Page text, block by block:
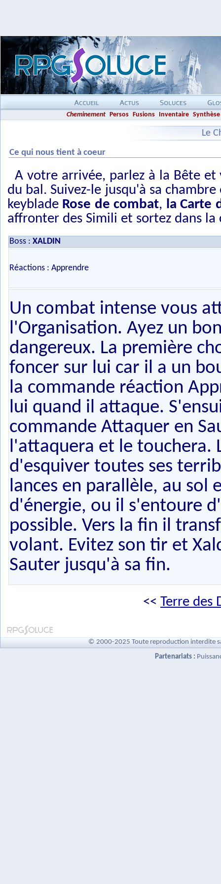
Cheminement Persos Fusions Inventaire Synthèse
Le
Ce qui nous tient à coeur
A votre arrivée, parlez à la Bête et
du bal. Suivez-le jusqu'à sa
keyblade Rose de combat, la Carte
affronter des Simili et sortez dans la
Boss : XALDIN
Réactions : Apprendre
Un combat intense vous
l'Organisation. Ayez un
dangereux. La première
foncer sur lui car il a un
la commande réaction
lui quand il attaque.
commande Attaquer en
l'attaquera et le touchera.
d'esquiver toutes ses
lances en parallèle, au sol
d'énergie, ou il s'entoure
possible. Vers la fin il
volant. Evitez son tir et
Sauter jusqu'à sa fin.
<< Terre des
© 2000-2025 Toute reproduction interdite
Partenariats :